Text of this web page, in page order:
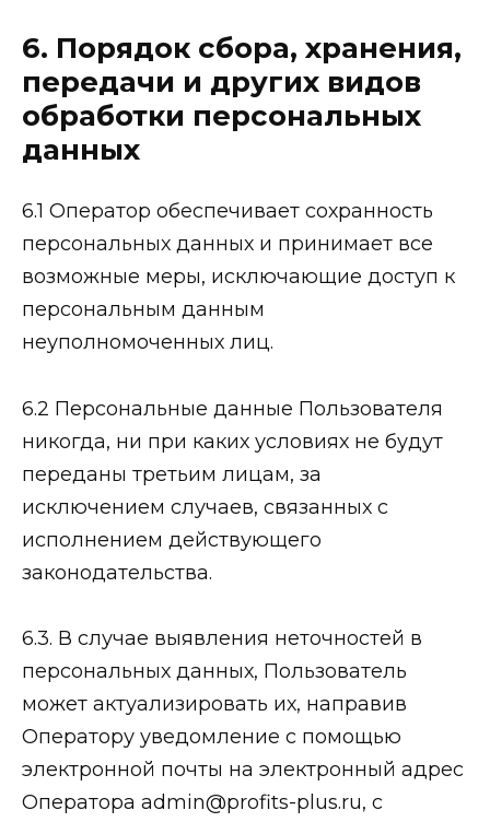
6. Порядок сбора, хранения,
передачи и других видов
обработки персональных
данных
6.1 Оператор обеспечивает сохранность
персональных данных и принимает все
возможные меры, исключающие доступ к
персональным данным
неуполномоченных лиц.
6.2 Персональные данные Пользователя
никогда, ни при каких условиях не будут
переданы третьим лицам, за
исключением случаев, связанных с
исполнением действующего
законодательства.
6.3. В случае выявления неточностей в
персональных данных, Пользователь
может актуализировать их, направив
Оператору уведомление с помощью
электронной почты на электронный адрес
Оператора admin@profits-plus.ru, с